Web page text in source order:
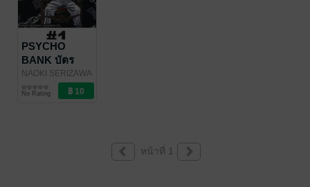
PSYCHO
BANK บัตร
มรณะ - EP 01
NAOKI SERIZAWA
Publishing
การ์ตูนรายตอน
No Rating
หน้าที่ 1